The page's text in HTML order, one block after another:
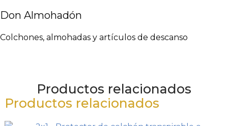
Don Almohadón
Colchones, almohadas y artículos de descanso
Productos relacionados
Productos relacionados